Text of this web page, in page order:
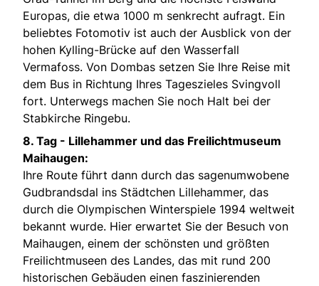
Europas, die etwa 1000 m senkrecht aufragt. Ein
beliebtes Fotomotiv ist auch der Ausblick von der
hohen Kylling-Brücke auf den Wasserfall
Vermafoss. Von Dombas setzen Sie Ihre Reise mit
dem Bus in Richtung Ihres Tageszieles Svingvoll
fort. Unterwegs machen Sie noch Halt bei der
Stabkirche Ringebu.
8. Tag - Lillehammer und das Freilichtmuseum
Maihaugen:
Ihre Route führt dann durch das sagenumwobene
Gudbrandsdal ins Städtchen Lillehammer, das
durch die Olympischen Winterspiele 1994 weltweit
bekannt wurde. Hier erwartet Sie der Besuch von
Maihaugen, einem der schönsten und größten
Freilichtmuseen des Landes, das mit rund 200
historischen Gebäuden einen faszinierenden